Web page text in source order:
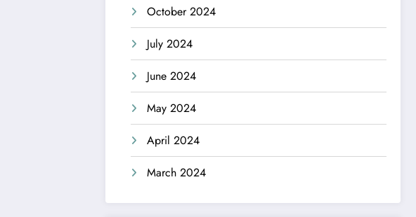
October 2024
July 2024
June 2024
May 2024
April 2024
March 2024